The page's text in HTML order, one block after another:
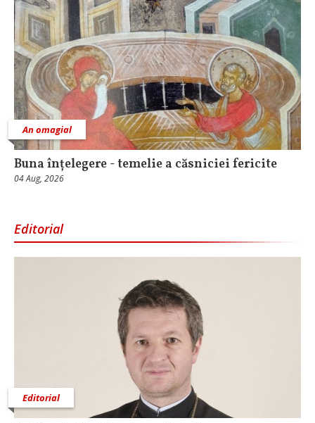
An omagial
Buna înțelegere - temelie a căsniciei fericite
04 Aug, 2026
Editorial
Editorial